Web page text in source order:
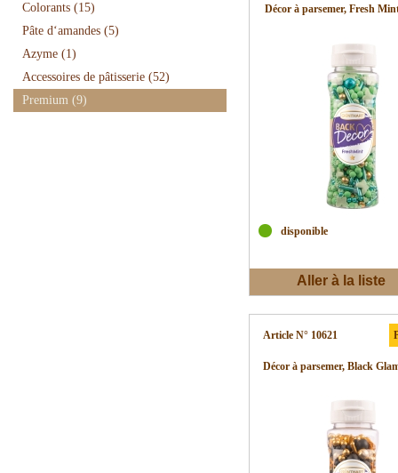
Colorants (15)
Pâte d‘amandes (5)
Azyme (1)
Accessoires de pâtisserie (52)
Premium (9)
Décor à parsemer, Fresh
disponible
Aller à la liste
Article N° 10621
Décor à parsemer, Black